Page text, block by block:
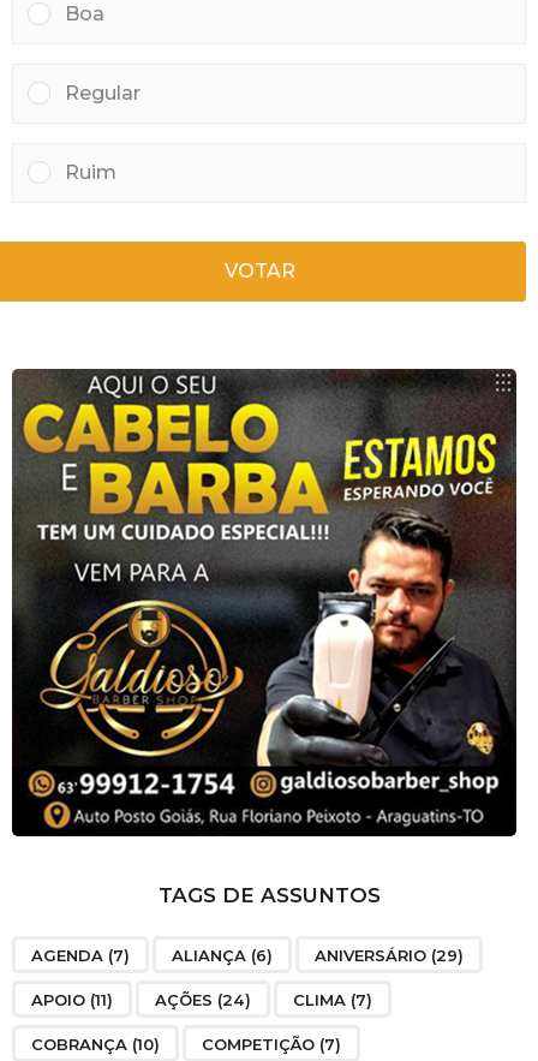
Boa
Regular
Ruim
VOTAR
TAGS DE ASSUNTOS
AGENDA (7) ALIANÇA (6) ANIVERSÁRIO (29)
APOIO (11) AÇÕES (24) CLIMA (7)
COBRANÇA (10) COMPETIÇÃO (7)